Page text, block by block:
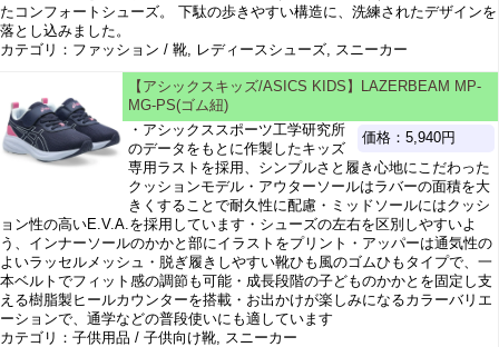
たコンフォートシューズ。 下駄の歩きやすい構造に、洗練されたデザインを
落とし込みました。
カテゴリ：ファッション / 靴, レディースシューズ, スニーカー
【アシックスキッズ/ASICS KIDS】LAZERBEAM MP-
MG-PS(ゴム紐)
価格：5,940円
・アシックススポーツ工学研究所
のデータをもとに作製したキッズ
専用ラストを採用、シンプルさと履き心地にこだわった
クッションモデル・アウターソールはラバーの面積を大
きくすることで耐久性に配慮・ミッドソールにはクッシ
ョン性の高いE.V.A.を採用しています・シューズの左右を区別しやすいよ
う、インナーソールのかかと部にイラストをプリント・アッパーは通気性の
よいラッセルメッシュ・脱ぎ履きしやすい靴ひも風のゴムひもタイプで、一
本ベルトでフィット感の調節も可能・成長段階の子どものかかとを固定し支
える樹脂製ヒールカウンターを搭載・お出かけが楽しみになるカラーバリエ
ーションで、通学などの普段使いにも適しています
カテゴリ：子供用品 / 子供向け靴, スニーカー